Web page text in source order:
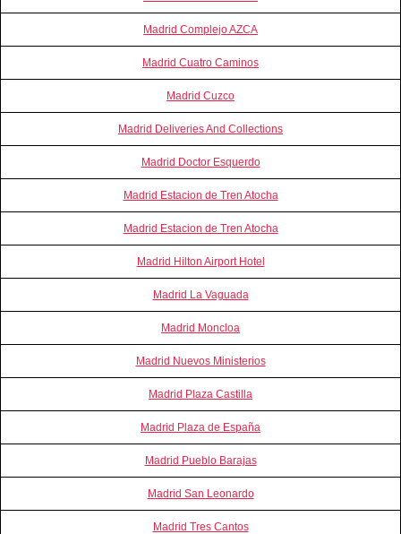
Madrid Complejo AZCA
Madrid Cuatro Caminos
Madrid Cuzco
Madrid Deliveries And Collections
Madrid Doctor Esquerdo
Madrid Estacion de Tren Atocha
Madrid Estacion de Tren Atocha
Madrid Hilton Airport Hotel
Madrid La Vaguada
Madrid Moncloa
Madrid Nuevos Ministerios
Madrid Plaza Castilla
Madrid Plaza de España
Madrid Pueblo Barajas
Madrid San Leonardo
Madrid Tres Cantos